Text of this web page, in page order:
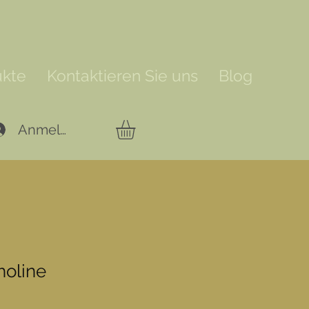
Kontaktieren Sie uns Blog
Anmelden